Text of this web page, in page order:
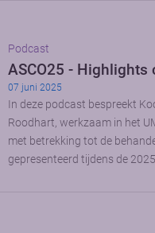
Podcast
ASCO25 -
07 juni 2025
In deze podcast bespreekt
Roodhart, werkzaam in het
met betrekking tot de
gepresenteerd tijdens de